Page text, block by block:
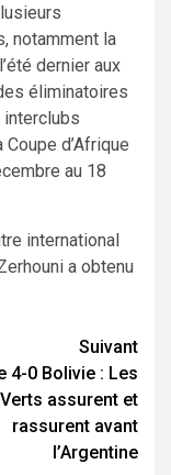
notamment la
dernier aux
éliminatoires
d’Afrique
au 18
international
a obtenu
Suivant
4-0 Bolivie : Les
Verts assurent et
rassurent avant
l’Argentine